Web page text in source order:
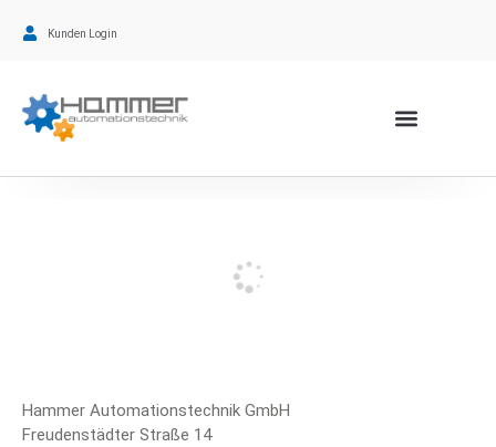
Kunden Login
Hammer Automationstechnik GmbH
Freudenstädter Straße 14